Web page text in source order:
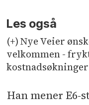
Les også
(+) Nye Veier
velkommen -
kostnadsøkninger
Han mener E6-